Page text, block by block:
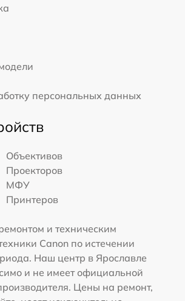
персональных данных
Объективов
Проекторов
МФУ
Принтеров
и техническим
Canon по истечении
Наш центр в Ярославле
и не имеет официальной
Цены на ремонт,